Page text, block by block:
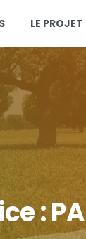
LE PROJET
: